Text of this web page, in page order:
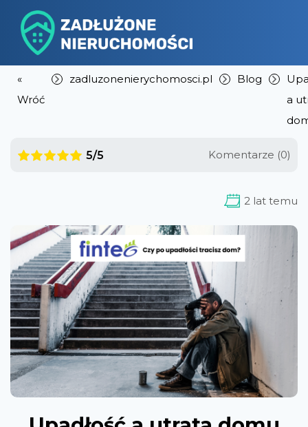
«
Wróć
zadluzonenierychomosci.pl Blog
a
5/5 Komentarze (0)
2 lat temu